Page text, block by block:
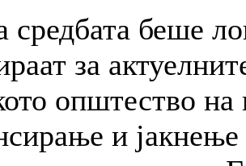
средбата беше
за
општество
и јакнење